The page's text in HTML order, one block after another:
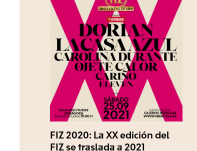
FIZ 2020: La XX edición del
FIZ se traslada a 2021